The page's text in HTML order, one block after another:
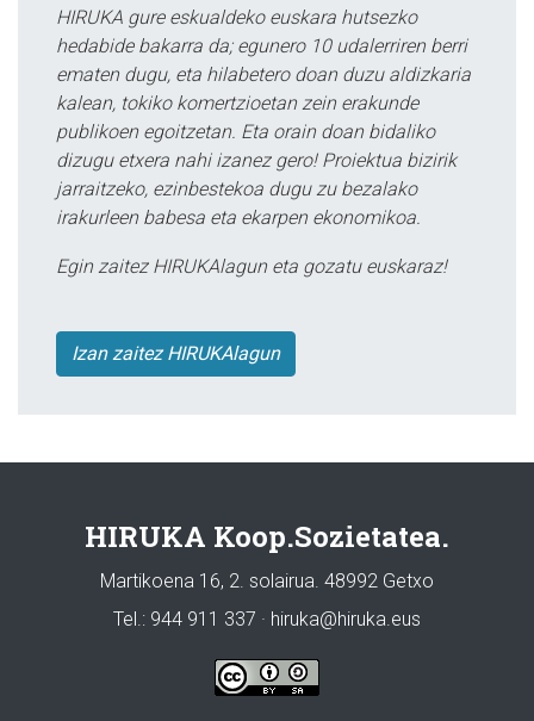
HIRUKA gure eskualdeko euskara hutsezko
hedabide bakarra da; egunero 10 udalerriren berri
ematen dugu, eta hilabetero doan duzu aldizkaria
kalean, tokiko komertzioetan zein erakunde
publikoen egoitzetan. Eta orain doan bidaliko
dizugu etxera nahi izanez gero! Proiektua bizirik
jarraitzeko, ezinbestekoa dugu zu bezalako
irakurleen babesa eta ekarpen ekonomikoa.
Egin zaitez HIRUKAlagun eta gozatu euskaraz!
Izan zaitez HIRUKAlagun
HIRUKA Koop.Sozietatea.
Martikoena 16, 2. solairua. 48992 Getxo
Tel.: 944 911 337 · hiruka@hiruka.eus